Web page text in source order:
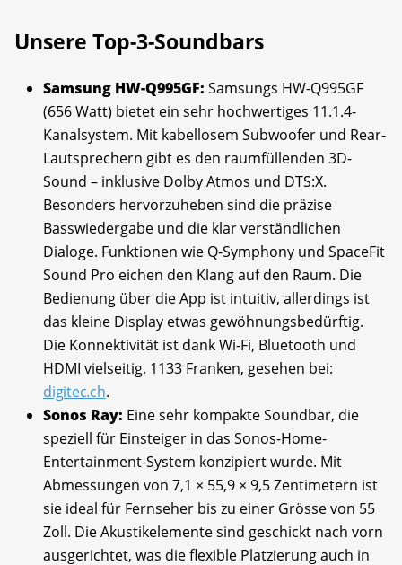
Unsere Top-3-Soundbars
Samsung HW-Q995GF: Samsungs HW-Q995GF
(656 Watt) bietet ein sehr hochwertiges 11.1.4-
Kanalsystem. Mit kabellosem Subwoofer und Rear-
Lautsprechern gibt es den raumfüllenden 3D-
Sound – inklusive Dolby Atmos und DTS:X.
Besonders hervorzuheben sind die präzise
Basswiedergabe und die klar verständlichen
Dialoge. Funktionen wie Q-Symphony und SpaceFit
Sound Pro eichen den Klang auf den Raum. Die
Bedienung über die App ist intuitiv, allerdings ist
das kleine Display etwas gewöhnungsbedürftig.
Die Konnektivität ist dank Wi-Fi, Bluetooth und
HDMI vielseitig. 1133 Franken, gesehen bei:
digitec.ch.
Sonos Ray: Eine sehr kompakte Soundbar, die
speziell für Einsteiger in das Sonos-Home-
Entertainment-System konzipiert wurde. Mit
Abmessungen von 7,1 × 55,9 × 9,5 Zentimetern ist
sie ideal für Fernseher bis zu einer Grösse von 55
Zoll. Die Akustikelemente sind geschickt nach vorn
ausgerichtet, was die flexible Platzierung auch in